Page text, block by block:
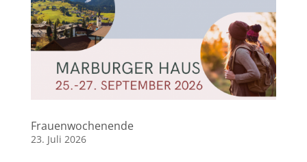
Frauenwochenende
23. Juli 2026